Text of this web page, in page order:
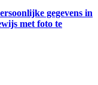
gegevens in
met foto te